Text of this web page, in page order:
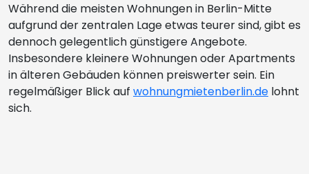
Während die meisten Wohnungen in Berlin-Mitte
aufgrund der zentralen Lage etwas teurer sind, gibt es
dennoch gelegentlich günstigere Angebote.
Insbesondere kleinere Wohnungen oder Apartments
in älteren Gebäuden können preiswerter sein. Ein
regelmäßiger Blick auf wohnungmietenberlin.de lohnt
sich.